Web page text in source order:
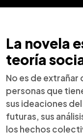
La novela
teoría
No es de extrañar
personas que
sus ideaciones
futuras, sus
los hechos